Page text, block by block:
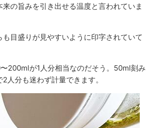
の旨みを引き出せる温度と言われていま
も目盛りが見やすいように印字されていて
200mlが1人分相当なのだそう。50ml刻み
人分も迷わず計量できます。